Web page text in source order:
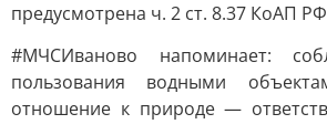
предусмотрена ч. 2 ст. 8.37 КоАП
#МЧСИваново напоминает:
пользования водными
отношение к природе —